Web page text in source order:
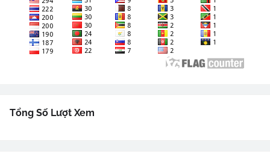
Tổng Số Lượt Xem